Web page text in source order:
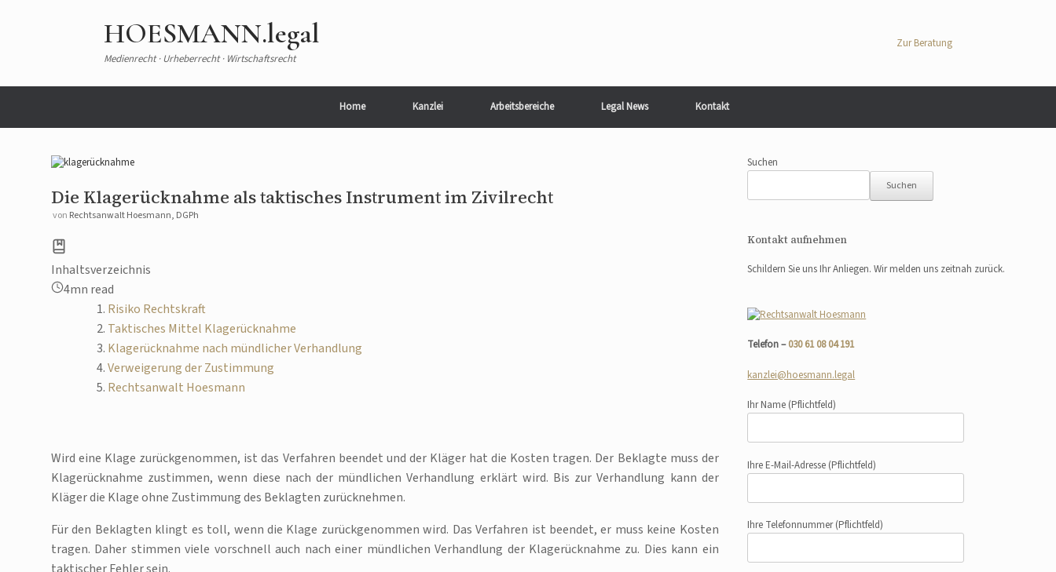
HOESMANN.legal
Medienrecht · Urheberrecht · Wirtschaftsrecht
Zur Beratung
Home Kanzlei Arbeitsbereiche Legal News Kontakt
Die Klagerücknahme als taktisches Instrument im Zivilrecht
von Rechtsanwalt Hoesmann, DGPh
Inhaltsverzeichnis
4mn read
Risiko Rechtskraft
Taktisches Mittel Klagerücknahme
Klagerücknahme nach mündlicher Verhandlung
Verweigerung der Zustimmung
Rechtsanwalt Hoesmann
Wird eine Klage zurückgenommen, ist das Verfahren beendet und der Kläger hat die Kosten tragen. Der Beklagte muss der
Klagerücknahme zustimmen, wenn diese nach der mündlichen Verhandlung erklärt wird. Bis zur Verhandlung kann der
Kläger die Klage ohne Zustimmung des Beklagten zurücknehmen.
Für den Beklagten klingt es toll, wenn die Klage zurückgenommen wird. Das Verfahren ist beendet, er muss keine Kosten
tragen. Daher stimmen viele vorschnell auch nach einer mündlichen Verhandlung der Klagerücknahme zu. Dies kann ein
Suchen
Suchen
Kontakt aufnehmen
Schildern Sie uns Ihr Anliegen. Wir melden uns zeitnah zurück.
Telefon –030 61 08 04 191
kanzlei@hoesmann.legal
Ihr Name (Pflichtfeld)
Ihre E-Mail-Adresse (Pflichtfeld)
Ihre Telefonnummer(Pflichtfeld)